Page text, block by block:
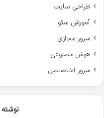
طراحی سایت
آموزش سئو
سرور مجازی
هوش مصنوعی
سرور اختصاصی